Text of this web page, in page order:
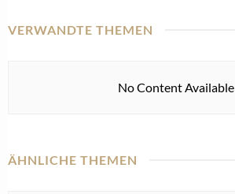
VERWANDTE THEMEN
No Content Available
ÄHNLICHE THEMEN